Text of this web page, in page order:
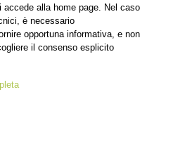
accede alla home page. Nel caso
è necessario
opportuna informativa, e non
il consenso esplicito